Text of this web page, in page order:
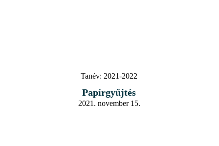
Tanév: 2021-2022
Papírgyűjtés
2021. november 15.